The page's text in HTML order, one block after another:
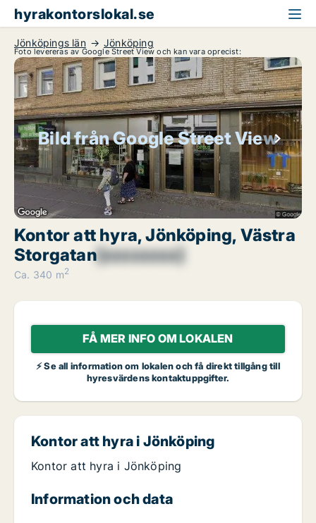
hyrakontorslokal.se
Jönköpings län Jönköping
Foto levereras av Google Street View och kan vara oprecist:
Bild från Google Street View
Kontor att hyra, Jönköping, Västra
Storgatan[xxxxxxxx]
Ca. 340 m2
FÅ MER INFO OM LOKALEN
⚡ Se all information om lokalen och få direkt tillgång till
hyresvärdens kontaktuppgifter.
Kontor att hyra i Jönköping
Kontor att hyra i Jönköping
Information och data